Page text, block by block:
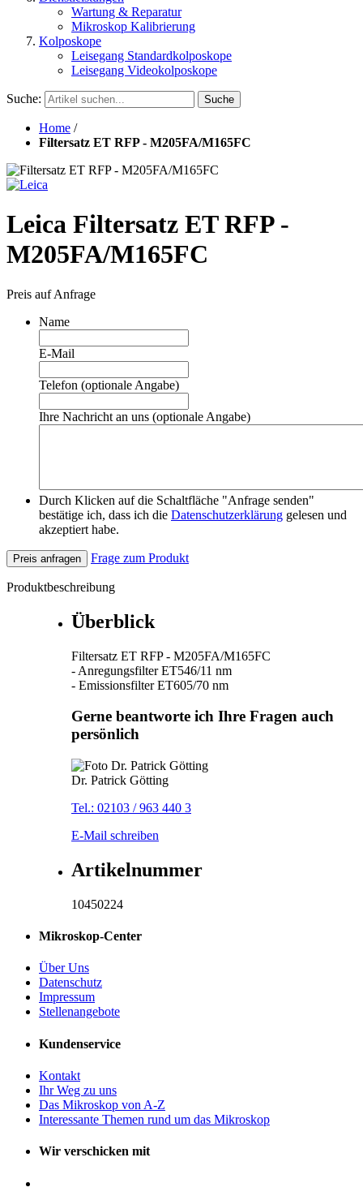
Wartung & Reparatur
Mikroskop Kalibrierung
Kolposkope
Leisegang Standardkolposkope
Leisegang Videokolposkope
Suche: Suche
Home /
Filtersatz ET RFP - M205FA/M165FC
Leica Filtersatz ET RFP -
M205FA/M165FC
Preis auf Anfrage
Name
E-Mail
Telefon (optionale Angabe)
Ihre Nachricht an uns (optionale Angabe)
Durch Klicken auf die Schaltfläche "Anfrage senden"
bestätige ich, dass ich die Datenschutzerklärung gelesen und
akzeptiert habe.
Preis anfragen Frage zum Produkt
Produktbeschreibung
Überblick
Filtersatz ET RFP - M205FA/M165FC
- Anregungsfilter ET546/11 nm
- Emissionsfilter ET605/70 nm
Gerne beantworte ich Ihre Fragen auch
persönlich
Dr. Patrick Götting
Tel.: 02103 / 963 440 3
E-Mail schreiben
Artikelnummer
10450224
Mikroskop-Center
Über Uns
Datenschutz
Impressum
Stellenangebote
Kundenservice
Kontakt
Ihr Weg zu uns
Das Mikroskop von A-Z
Interessante Themen rund um das Mikroskop
Wir verschicken mit